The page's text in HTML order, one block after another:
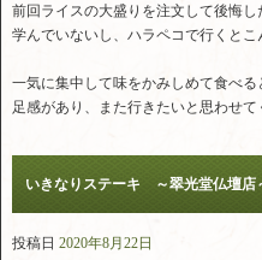
前回ライスの大盛りを注文して後悔
学んでいないし、ハラペコで行くとこ
一気に集中して味をかみしめて食べ
足感があり、また行きたいと思わせて
いきなりステーキ ～翠光堂仏壇店
投稿日 2020年8月22日